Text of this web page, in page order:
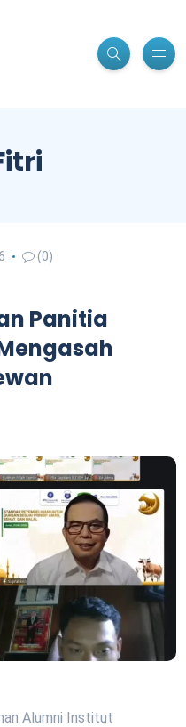
(0)
Panitia
Alumni Institut